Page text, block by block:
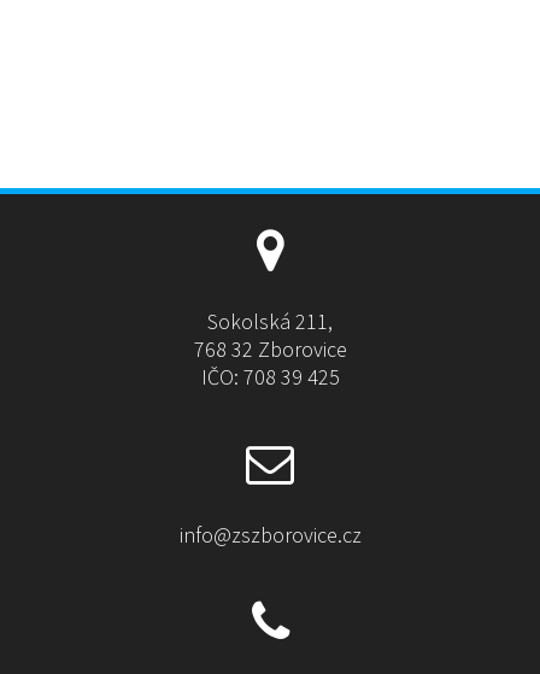
Sokolská 211,
768 32 Zborovice
IČO: 708 39 425
info@zszborovice.cz